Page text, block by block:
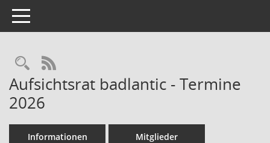
Toggle navigation
Rechercheauswahl
RSS-Feed
Aufsichtsrat badlantic - Termine
2026
Informationen Mitglieder